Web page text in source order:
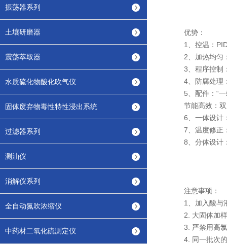
振荡器系列
土壤研磨器
震荡萃取器
水质硫化物酸化吹气仪
固体废弃物毒性特性浸出系统
过滤器系列
测油仪
消解仪系列
全自动氮吹浓缩仪
中药材二氧化硫测定仪
优势：
1、控温：PID
2、加热均匀：
3、程序控制：
4、防腐处理：
5、配件：“一
节能高效：双
6、一体设计：
7、温度修正：
8、分体设计：
注意事项：
1、加入酸与液
2. 大固体加样
3. 严禁用高氯
4. 同一批次的